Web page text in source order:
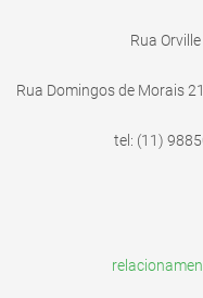
Rua
Rua Domingos de Morais
tel: (11)
relacion